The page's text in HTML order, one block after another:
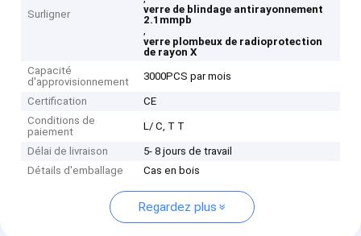
Surligner
verre de blindage antirayonnement
2.1mmpb
,
verre plombeux de radioprotection
de rayon X
Capacité
d'approvisionnement
3000PCS par mois
Certification
CE
Conditions de
paiement
L/ C, T T
Délai de livraison
5- 8 jours de travail
Détails d'emballage
Cas en bois
Regardez plus